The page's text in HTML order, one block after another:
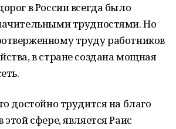
в России всегда было
трудностями. Но
труду работников
в стране создана мощная
достойно трудится на благо
сфере, является Раис